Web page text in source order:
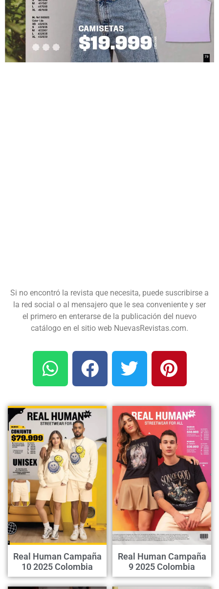
Si no encontró la revista que necesita, puede suscribirse a
la red social o al mensajero que le sea conveniente y ser
el primero en enterarse de la publicación del nuevo
catálogo en el sitio web NuevasRevistas.com.
Real Human Campaña
10 2025 Colombia
Real Human Campaña
9 2025 Colombia